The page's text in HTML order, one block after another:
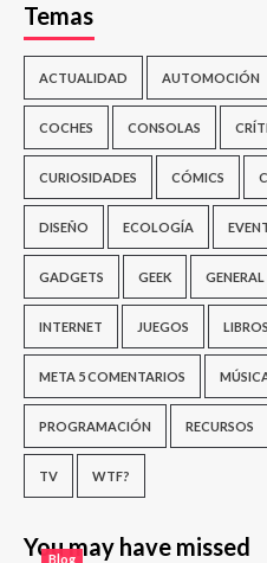
Temas
ACTUALIDAD AUTOMOCIÓN
COCHES CONSOLAS
CURIOSIDADES CÓMICS
DISEÑO ECOLOGÍA
GADGETS GEEK GENERAL
INTERNET JUEGOS LIBROS
META 5 COMENTARIOS
PROGRAMACIÓN RECURSOS
TV WTF?
You may have missed
Blog